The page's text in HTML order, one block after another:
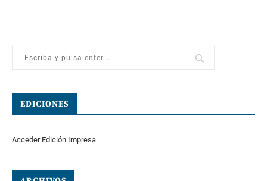
EDICIONES
Acceder Edición Impresa